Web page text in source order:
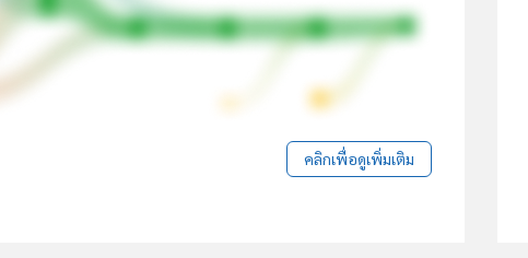
คลิกเพื่อดูเพิ่มเติม